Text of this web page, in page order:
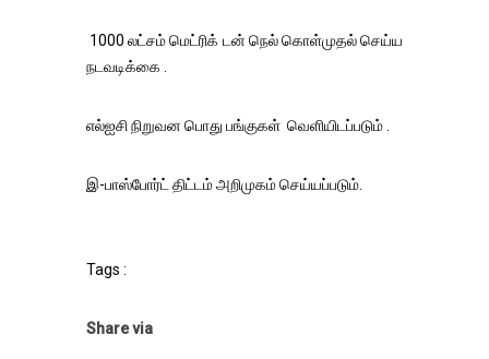
1000 லட்சம் மெட்ரிக் டன் நெல் கொள்முதல் செய்ய
நடவடிக்கை .
எல்ஐசி நிறுவன பொது பங்குகள் வெளியிடப்படும் .
இ-பாஸ்போர்ட் திட்டம் அறிமுகம் செய்யப்படும்.
Tags :
Share via